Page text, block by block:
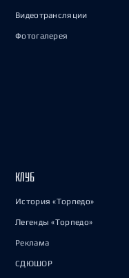
Видеотрансляции
Фотогалерея
КЛУБ
История «Торпедо»
Легенды «Торпедо»
Реклама
СДЮШОР